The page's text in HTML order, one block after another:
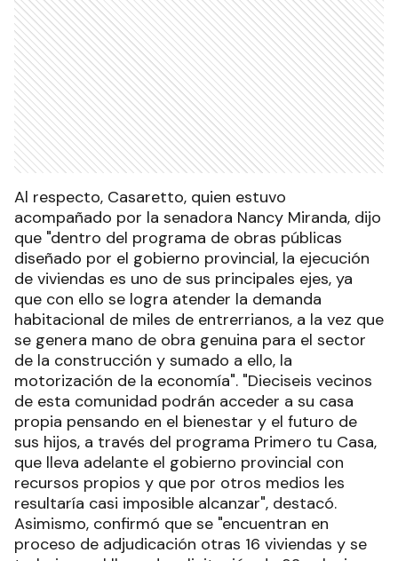
Al respecto, Casaretto, quien estuvo
acompañado por la senadora Nancy Miranda, dijo
que "dentro del programa de obras públicas
diseñado por el gobierno provincial, la ejecución
de viviendas es uno de sus principales ejes, ya
que con ello se logra atender la demanda
habitacional de miles de entrerrianos, a la vez que
se genera mano de obra genuina para el sector
de la construcción y sumado a ello, la
motorización de la economía". "Dieciseis vecinos
de esta comunidad podrán acceder a su casa
propia pensando en el bienestar y el futuro de
sus hijos, a través del programa Primero tu Casa,
que lleva adelante el gobierno provincial con
recursos propios y que por otros medios les
resultaría casi imposible alcanzar", destacó.
Asimismo, confirmó que se "encuentran en
proceso de adjudicación otras 16 viviendas y se